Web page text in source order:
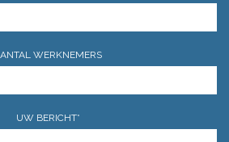
WERKNEMERS
UW BERICHT*